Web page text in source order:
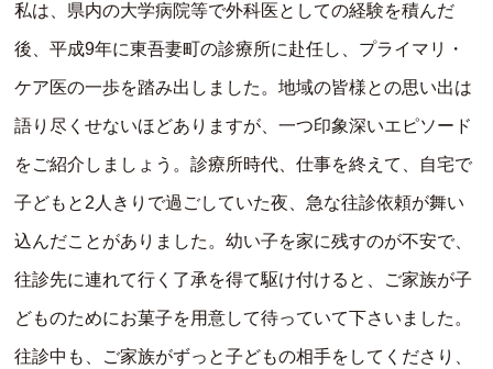
私は、県内の大学病院等で外科医としての経験を積んだ
後、平成9年に東吾妻町の診療所に赴任し、プライマリ・
ケア医の一歩を踏み出しました。地域の皆様との思い出は
語り尽くせないほどありますが、一つ印象深いエピソード
をご紹介しましょう。診療所時代、仕事を終えて、自宅で
子どもと2人きりで過ごしていた夜、急な往診依頼が舞い
込んだことがありました。幼い子を家に残すのが不安で、
往診先に連れて行く了承を得て駆け付けると、ご家族が子
どものためにお菓子を用意して待っていて下さいました。
往診中も、ご家族がずっと子どもの相手をしてくださり、